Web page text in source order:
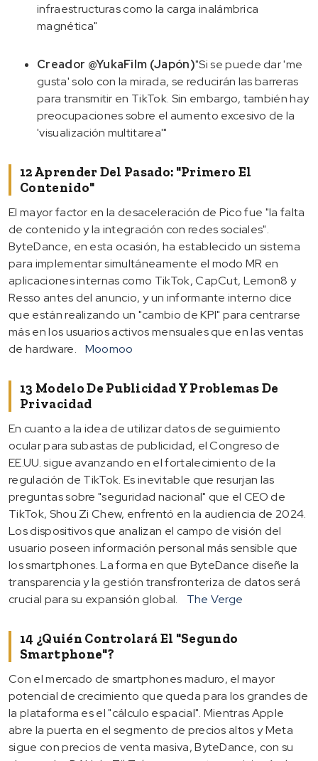
infraestructuras como la carga inalámbrica
magnética"
Creador @YukaFilm (Japón)"Si se puede dar 'me
gusta' solo con la mirada, se reducirán las barreras
para transmitir en TikTok. Sin embargo, también hay
preocupaciones sobre el aumento excesivo de la
'visualización multitarea'"
12 Aprender Del Pasado: "Primero El
Contenido"
El mayor factor en la desaceleración de Pico fue "la falta
de contenido y la integración con redes sociales".
ByteDance, en esta ocasión, ha establecido un sistema
para implementar simultáneamente el modo MR en
aplicaciones internas como TikTok, CapCut, Lemon8 y
Resso antes del anuncio, y un informante interno dice
que están realizando un "cambio de KPI" para centrarse
más en los usuarios activos mensuales que en las ventas
de hardware.
Moomoo
13 Modelo De Publicidad Y Problemas De
Privacidad
En cuanto a la idea de utilizar datos de seguimiento
ocular para subastas de publicidad, el Congreso de
EE.UU. sigue avanzando en el fortalecimiento de la
regulación de TikTok. Es inevitable que resurjan las
preguntas sobre "seguridad nacional" que el CEO de
TikTok, Shou Zi Chew, enfrentó en la audiencia de 2024.
Los dispositivos que analizan el campo de visión del
usuario poseen información personal más sensible que
los smartphones. La forma en que ByteDance diseñe la
transparencia y la gestión transfronteriza de datos será
crucial para su expansión global.
The Verge
14 ¿Quién Controlará El "segundo
Smartphone"?
Con el mercado de smartphones maduro, el mayor
potencial de crecimiento que queda para los grandes de
la plataforma es el "cálculo espacial". Mientras Apple
abre la puerta en el segmento de precios altos y Meta
sigue con precios de venta masiva, ByteDance, con su